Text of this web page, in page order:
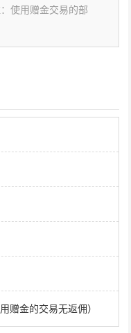
使用赠金交易的部
赠金的交易无返佣）